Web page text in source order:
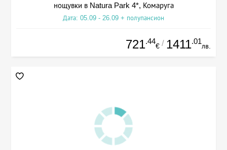
нощувки в Natura Park 4*, Комаруга
Дата: 05.09 - 26.09 + полупансион
721.44
€ / 1411.01
лв.